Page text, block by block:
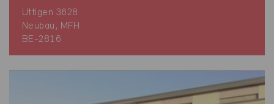
Uttigen 3628
Neubau, MFH
BE-2816